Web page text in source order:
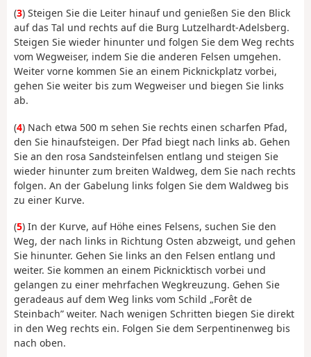
(3) Steigen Sie die Leiter hinauf und genießen Sie den Blick
auf das Tal und rechts auf die Burg Lutzelhardt-Adelsberg.
Steigen Sie wieder hinunter und folgen Sie dem Weg rechts
vom Wegweiser, indem Sie die anderen Felsen umgehen.
Weiter vorne kommen Sie an einem Picknickplatz vorbei,
gehen Sie weiter bis zum Wegweiser und biegen Sie links
ab.
(4) Nach etwa 500 m sehen Sie rechts einen scharfen Pfad,
den Sie hinaufsteigen. Der Pfad biegt nach links ab. Gehen
Sie an den rosa Sandsteinfelsen entlang und steigen Sie
wieder hinunter zum breiten Waldweg, dem Sie nach rechts
folgen. An der Gabelung links folgen Sie dem Waldweg bis
zu einer Kurve.
(5) In der Kurve, auf Höhe eines Felsens, suchen Sie den
Weg, der nach links in Richtung Osten abzweigt, und gehen
Sie hinunter. Gehen Sie links an den Felsen entlang und
weiter. Sie kommen an einem Picknicktisch vorbei und
gelangen zu einer mehrfachen Wegkreuzung. Gehen Sie
geradeaus auf dem Weg links vom Schild „Forêt de
Steinbach” weiter. Nach wenigen Schritten biegen Sie direkt
in den Weg rechts ein. Folgen Sie dem Serpentinenweg bis
nach oben.